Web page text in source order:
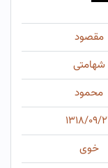
مقصود
شهامتی
محمود
۰۹/۲۲
خوی